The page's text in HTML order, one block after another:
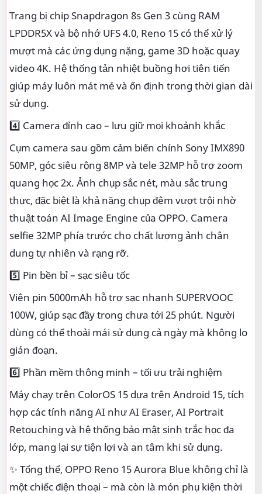
Trang bị chip Snapdragon 8s Gen 3 cùng RAM
LPDDR5X và bộ nhớ UFS 4.0, Reno 15 có thể xử lý
mượt mà các ứng dụng nặng, game 3D hoặc quay
video 4K. Hệ thống tản nhiệt buồng hơi tiên tiến
giúp máy luôn mát mẻ và ổn định trong thời gian dài
sử dụng.
4️⃣ Camera đỉnh cao – lưu giữ mọi khoảnh khắc
Cụm camera sau gồm cảm biến chính Sony IMX890
50MP, góc siêu rộng 8MP và tele 32MP hỗ trợ zoom
quang học 2x. Ảnh chụp sắc nét, màu sắc trung
thực, đặc biệt là khả năng chụp đêm vượt trội nhờ
thuật toán AI Image Engine của OPPO. Camera
selfie 32MP phía trước cho chất lượng ảnh chân
dung tự nhiên và rạng rỡ.
5️⃣ Pin bền bỉ – sạc siêu tốc
Viên pin 5000mAh hỗ trợ sạc nhanh SUPERVOOC
100W, giúp sạc đầy trong chưa tới 25 phút. Người
dùng có thể thoải mái sử dụng cả ngày mà không lo
gián đoạn.
6️⃣ Phần mềm thông minh – tối ưu trải nghiệm
Máy chạy trên ColorOS 15 dựa trên Android 15, tích
hợp các tính năng AI như AI Eraser, AI Portrait
Retouching và hệ thống bảo mật sinh trắc học đa
lớp, mang lại sự tiện lợi và an tâm khi sử dụng.
✨ Tổng thể, OPPO Reno 15 Aurora Blue không chỉ là
một chiếc điện thoại – mà còn là món phụ kiện thời